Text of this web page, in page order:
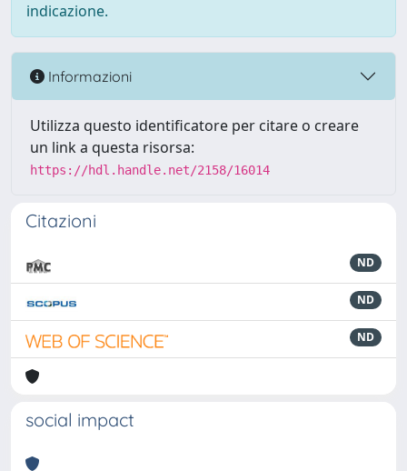
indicazione.
Informazioni
Utilizza questo identificatore per citare o creare
un link a questa risorsa:
https://hdl.handle.net/2158/16014
Citazioni
ND
ND
ND
social impact